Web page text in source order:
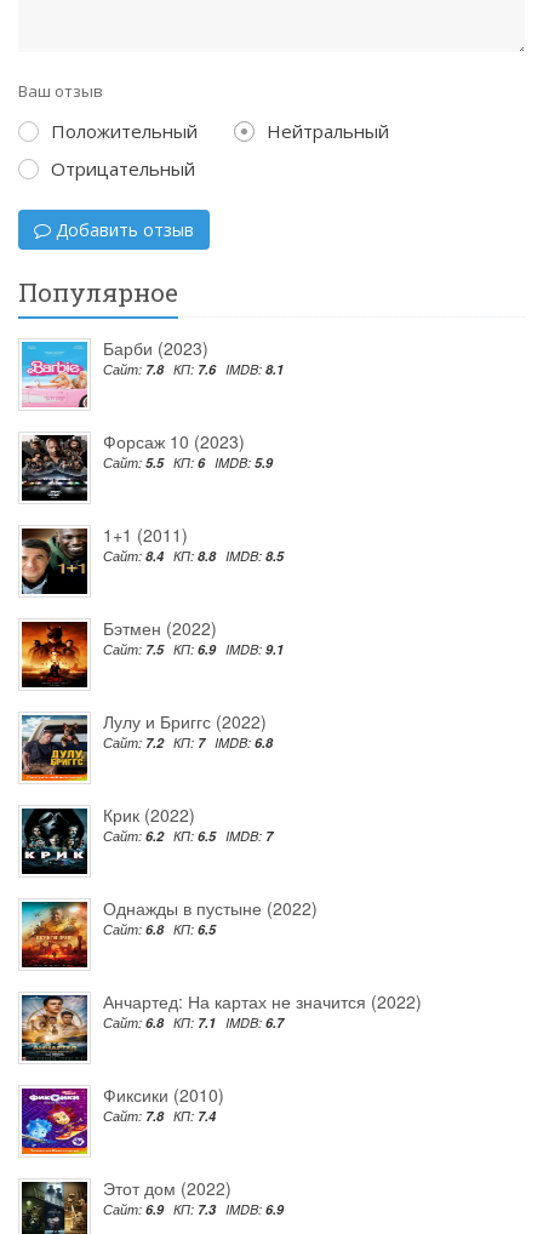
Ваш отзыв
Положительный
Нейтральный
Отрицательный
Добавить отзыв
Популярное
Барби (2023)
Сайт: 7.8 КП: 7.6 IMDB: 8.1
Форсаж 10 (2023)
Сайт: 5.5 КП: 6 IMDB: 5.9
1+1 (2011)
Сайт: 8.4 КП: 8.8 IMDB: 8.5
Бэтмен (2022)
Сайт: 7.5 КП: 6.9 IMDB: 9.1
Лулу и Бриггс (2022)
Сайт: 7.2 КП: 7 IMDB: 6.8
Крик (2022)
Сайт: 6.2 КП: 6.5 IMDB: 7
Однажды в пустыне (2022)
Сайт: 6.8 КП: 6.5
Анчартед: На картах не значится (2022)
Сайт: 6.8 КП: 7.1 IMDB: 6.7
Фиксики (2010)
Сайт: 7.8 КП: 7.4
Этот дом (2022)
Сайт: 6.9 КП: 7.3 IMDB: 6.9